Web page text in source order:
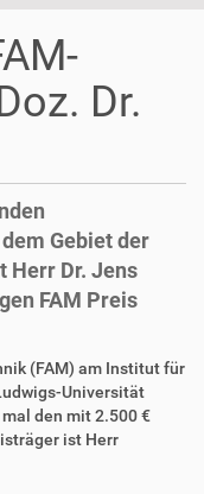
Dr.
Gebiet der
Herr Dr. Jens
FAM Preis
(FAM) am Institut für
Universität
den mit 2.500 €
ist Herr